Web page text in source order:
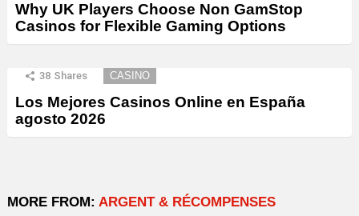
Why UK Players Choose Non GamStop
Casinos for Flexible Gaming Options
38 Shares CASINO
Los Mejores Casinos Online en España
agosto 2026
MORE FROM: ARGENT & RÉCOMPENSES